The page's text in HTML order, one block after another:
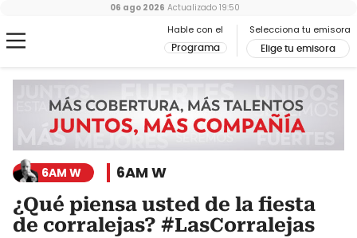
Hable con el
Programa
Selecciona tu emisora
Elige tu emisora
06 ago 2026 Actualizado 19:50
6AM W 6AM W
¿Qué piensa usted de la fiesta
de corralejas? #LasCorralejas